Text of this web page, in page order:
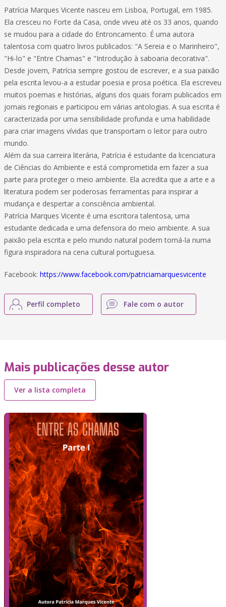
Patrícia Marques Vicente nasceu em Lisboa, Portugal, em 1985.
Ela cresceu no Forte da Casa, onde viveu até os 33 anos, quando
se mudou para a cidade do Entroncamento. É uma autora
talentosa com quatro livros publicados: "A Sereia e o Marinheiro",
"Hi-lo" e "Entre Chamas" e "Introdução à saboaria decorativa".
Desde jovem, Patrícia sempre gostou de escrever, e a sua paixão
pela escrita levou-a a estudar poesia e prosa poética. Ela escreveu
muitos poemas e histórias, alguns dos quais foram publicados em
jornais regionais e participou em várias antologias. A sua escrita é
caracterizada por uma sensibilidade profunda e uma habilidade
para criar imagens vívidas que transportam o leitor para outro
mundo.
Além da sua carreira literária, Patrícia é estudante da licenciatura
de Ciências do Ambiente e está comprometida em fazer a sua
parte para proteger o meio ambiente. Ela acredita que a arte e a
literatura podem ser poderosas ferramentas para inspirar a
mudança e despertar a consciência ambiental.
Patrícia Marques Vicente é uma escritora talentosa, uma
estudante dedicada e uma defensora do meio ambiente. A sua
paixão pela escrita e pelo mundo natural podem torná-la numa
figura inspiradora na cena cultural portuguesa.
Facebook: https://www.facebook.com/patriciamarquesvicente
Perfil completo Fale com o autor
Mais publicações desse autor
Ver a lista completa